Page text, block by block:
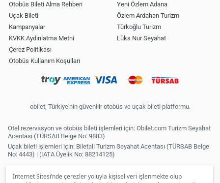
İnternet Sitesi’nde çerezler yoluyla kişisel veri işlenmekte olup
Otobüs Bileti Alma Rehberi
Uçak Bileti
Kampanyalar
KVKK Aydınlatma Metni
Çerez Politikası
Otobüs Kullanım Koşulları
Yeni Özlem Adana
Özlem Ardahan Turizm
Türkoğlu Turizm
Lüks Nur Seyahat
obilet, Türkiye'nin güvenilir otobüs ve uçak bileti platformu.
Otel rezervasyon ve otobüs bileti işlemleri için: Obilet.com Turizm Seyahat
Acentası (TÜRSAB Belge No: 9883)
Uçak bileti işlemleri için: Biletall Turizm Seyahat Acentası (TÜRSAB Belge
No: 4443) | (IATA Üyelik No: 88214125)